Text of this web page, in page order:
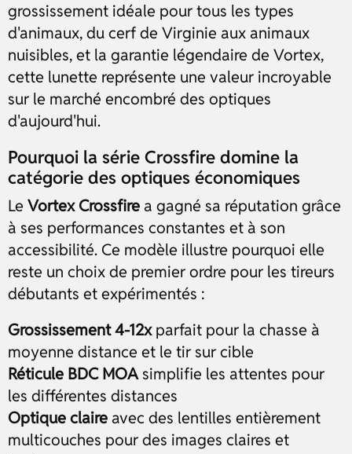
grossissement idéale pour tous les types
d'animaux, du cerf de Virginie aux animaux
nuisibles, et la garantie légendaire de Vortex,
cette lunette représente une valeur incroyable
sur le marché encombré des optiques
d'aujourd'hui.
Pourquoi la série Crossfire domine la
catégorie des optiques économiques
Le Vortex Crossfire a gagné sa réputation grâce
à ses performances constantes et à son
accessibilité. Ce modèle illustre pourquoi elle
reste un choix de premier ordre pour les tireurs
débutants et expérimentés :
Grossissement 4-12xparfait pour la chasse à
moyenne distance et le tir sur cible
Réticule BDC MOAsimplifie les attentes pour
les différentes distances
Optique claire avec des lentilles entièrement
multicouches pour des images claires et